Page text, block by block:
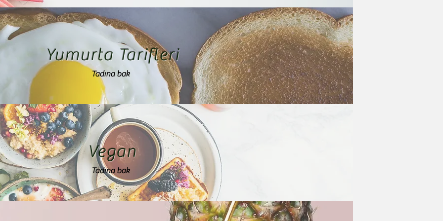
Yumurta Tarifleri
Tadına bak
Vegan
Tadına bak